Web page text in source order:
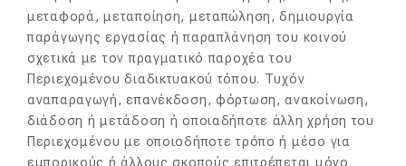
μεταφορά, μεταποίηση, μεταπώληση, δημιουργία
παράγωγης εργασίας ή παραπλάνηση του κοινού
σχετικά με τον πραγματικό παροχέα του
Περιεχομένου διαδικτυακού τόπου. Τυχόν
αναπαραγωγή, επανέκδοση, φόρτωση, ανακοίνωση,
διάδοση ή μετάδοση ή οποιαδήποτε άλλη χρήση του
Περιεχομένου με οποιοδήποτε τρόπο ή μέσο για